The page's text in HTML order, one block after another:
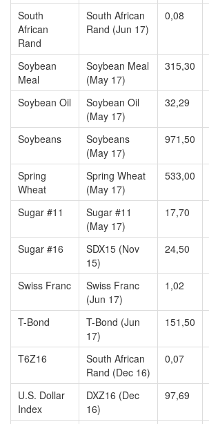
South
African
Rand
South African
Rand (Jun 17)
0,08
Soybean
Meal
Soybean Meal
(May 17)
315,30
Soybean Oil
Soybean Oil
(May 17)
32,29
Soybeans
Soybeans
(May 17)
971,50
Spring
Wheat
Spring Wheat
(May 17)
533,00
Sugar #11
Sugar #11
(May 17)
17,70
Sugar #16
SDX15 (Nov
15)
24,50
Swiss Franc
Swiss Franc
(Jun 17)
1,02
T-Bond
T-Bond (Jun
17)
151,50
T6Z16
South African
Rand (Dec 16)
0,07
U.S. Dollar
Index
DXZ16 (Dec
16)
97,69